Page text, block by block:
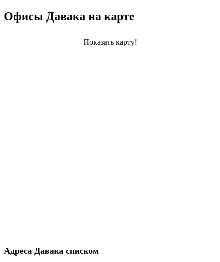
Офисы Давака на карте
Показать карту!
Адреса Давака списком